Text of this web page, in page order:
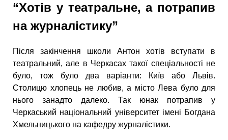
“Хотів у театральне, а потрапив
на журналістику”
Після закінчення школи Антон хотів вступати в
театральний, але в Черкасах такої спеціальності не
було, тож було два варіанти: Київ або Львів.
Столицю хлопець не любив, а місто Лева було для
нього занадто далеко. Так юнак потрапив у
Черкаський національний університет імені Богдана
Хмельницького на кафедру журналістики.